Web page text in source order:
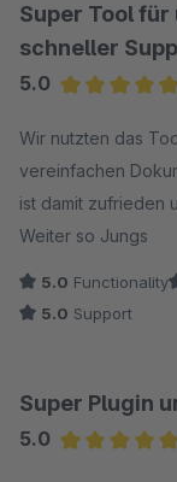
Super Tool
schneller
5.0
Wir nutzten das
vereinfachen
ist damit zufrieden
Weiter so Jungs
5.0 Functionality
5.0 Support
Super Plugin
5.0